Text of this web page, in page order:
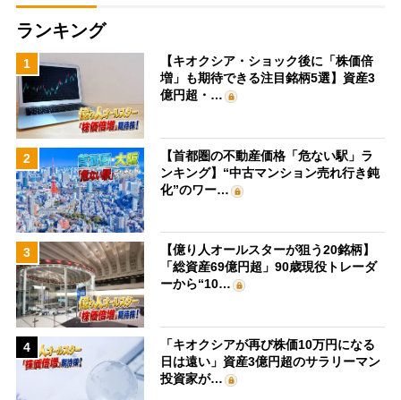
ランキング
1
【キオクシア・ショック後に「株価倍
増」も期待できる注目銘柄5選】資産3
億円超・…
2
【首都圏の不動産価格「危ない駅」ラ
ンキング】“中古マンション売れ行き鈍
化”のワー…
3
【億り人オールスターが狙う20銘柄】
「総資産69億円超」90歳現役トレーダ
ーから“10…
4
「キオクシアが再び株価10万円になる
日は遠い」資産3億円超のサラリーマン
投資家が…